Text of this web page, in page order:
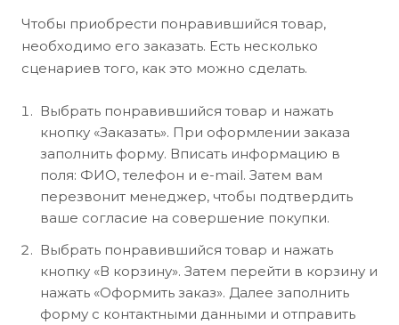
Чтобы приобрести понравившийся товар,
необходимо его заказать. Есть несколько
сценариев того, как это можно сделать.
Выбрать понравившийся товар и нажать
кнопку «Заказать». При оформлении заказа
заполнить форму. Вписать информацию в
поля: ФИО, телефон и e-mail. Затем вам
перезвонит менеджер, чтобы подтвердить
ваше согласие на совершение покупки.
Выбрать понравившийся товар и нажать
кнопку «В корзину». Затем перейти в корзину и
нажать «Оформить заказ». Далее заполнить
форму с контактными данными и отправить